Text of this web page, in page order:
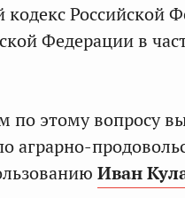
Российской
Федерации в
по этому вопросу
аграрно-
Иван